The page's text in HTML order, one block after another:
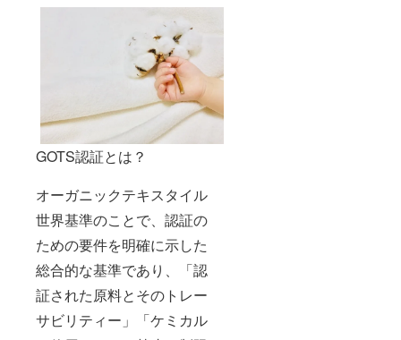
GOTS認証とは？
オーガニックテキスタイル
世界基準のことで、認証の
ための要件を明確に示した
総合的な基準であり、「認
証された原料とそのトレー
サビリティー」「ケミカル